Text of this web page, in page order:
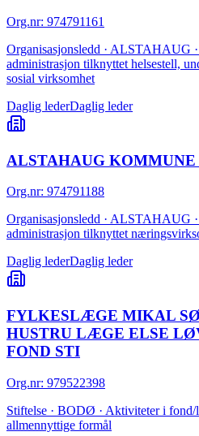
Org.nr: 974791161
Organisasjonsledd · ALSTAHAUG
administrasjon tilknyttet helsestell,
sosial virksomhet
Daglig lederDaglig leder
ALSTAHAUG
Org.nr: 974791188
Organisasjonsledd · ALSTAHAUG
administrasjon tilknyttet
Daglig lederDaglig leder
FYLKESLÆGE MIKAL
HUSTRU LÆGE ELSE
FOND STI
Org.nr: 979522398
Stiftelse · BODØ · Aktiviteter i fond/
allmennyttige formål